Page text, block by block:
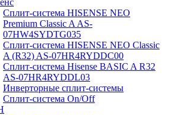
Сплит-система HISENSE NEO
Premium Classic A AS-
07HW4SYDTG035
Сплит-система HISENSE NEO Classic
A (R32) AS-07HR4RYDDC00
Сплит-система Hisense BASIC A R32
AS-07HR4RYDDL03
Инверторные сплит-системы
Сплит-система On/Off